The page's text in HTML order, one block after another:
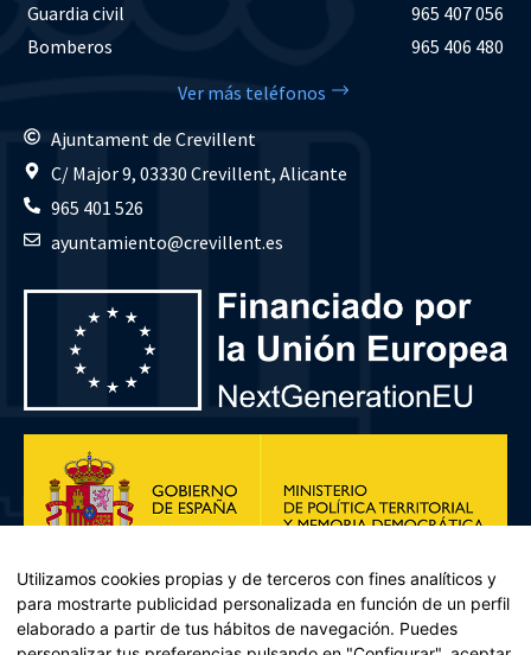
Guardia civil
965 407 056
Bomberos
965 406 480
Ver más teléfonos
Ajuntament de Crevillent
C/ Major 9, 03330 Crevillent, Alicante
965 401 526
ayuntamiento@crevillent.es
Utilizamos cookies propias y de terceros con fines analíticos y
para mostrarte publicidad personalizada en función de un perfil
elaborado a partir de tus hábitos de navegación. Puedes